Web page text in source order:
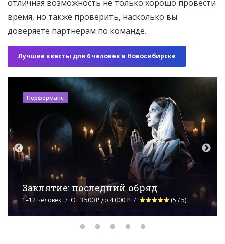
отличная возможность не только хорошо провести
время, но также проверить, насколько вы
доверяете партнерам по команде.
Лучшие квесты для 6 человек в Новосибирске
Квест
Мафия. Возмездие
2–10 человек От 4 000 ₽ до 4 500 ₽